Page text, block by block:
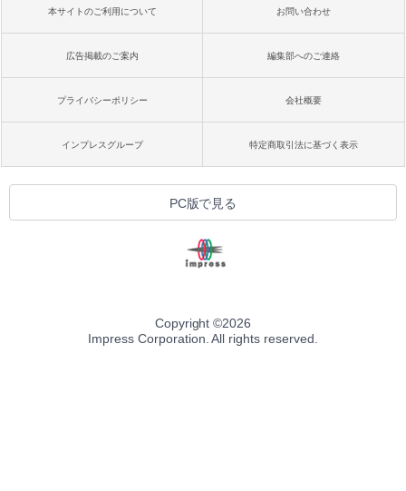
本サイトのご利用について お問い合わせ
広告掲載のご案内 編集部へのご連絡
プライバシーポリシー 会社概要
インプレスグループ 特定商取引法に基づく表示
PC版で見る
Copyright ©2026
Impress Corporation. All rights reserved.